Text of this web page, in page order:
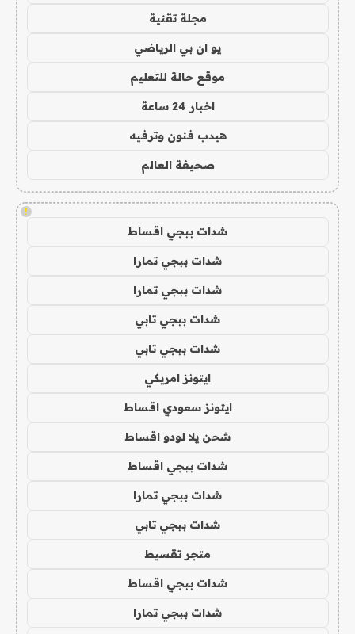
مجلة تقنية
يو ان بي الرياضي
موقع حالة للتعليم
اخبار 24 ساعة
هيدب فنون وترفيه
صحيفة العالم
!
شدات ببجي اقساط
شدات ببجي تمارا
شدات ببجي تمارا
شدات ببجي تابي
شدات ببجي تابي
ايتونز امريكي
ايتونز سعودي اقساط
شحن يلا لودو اقساط
شدات ببجي اقساط
شدات ببجي تمارا
شدات ببجي تابي
متجر تقسيط
شدات ببجي اقساط
شدات ببجي تمارا